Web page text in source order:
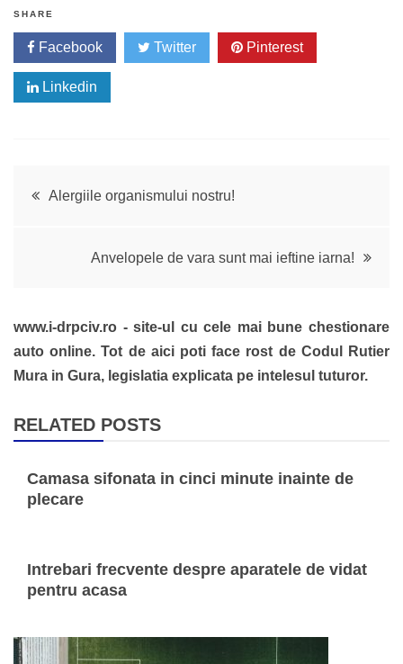
SHARE
Facebook Twitter Pinterest
Linkedin
Navigare
Alergiile organismului nostru!
Anvelopele de vara sunt mai ieftine iarna!
www.i-drpciv.ro - site-ul cu cele mai bune chestionare
auto online. Tot de aici poti face rost de Codul Rutier
Mura in Gura, legislatia explicata pe intelesul tuturor.
RELATED POSTS
Camasa sifonata in cinci minute inainte de
plecare
Intrebari frecvente despre aparatele de vidat
pentru acasa